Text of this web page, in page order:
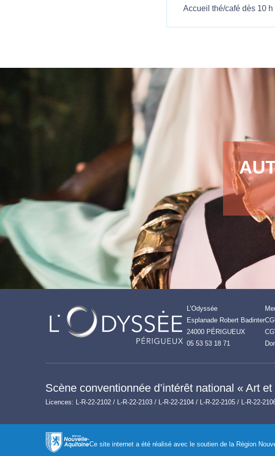
Accueil thé/café dès 10 h
L’Odyssée
Esplanade Robert Badinter
24000 PÉRIGUEUX
05 53 53 18 71
Scène conventionnée d’intérêt national « Art
Licences: L-R-22-2102 / L-R-22-2103 / L-R-22-2104 / L-R-22-2105 / L-R-22-
Ce site internet a été réalisé avec le soutien de la Région